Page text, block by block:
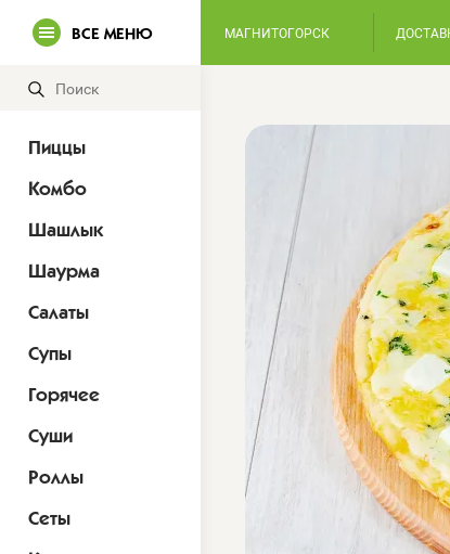
Пиццы
Комбо
Шашлык
Шаурма
Салаты
Супы
Горячее
Суши
Роллы
Сеты
ВСЕ МЕНЮ МАГНИТОГОРСК